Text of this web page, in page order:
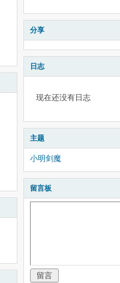
分享
日志
现在还没有日志
主题
小明剑魔
留言板
留言